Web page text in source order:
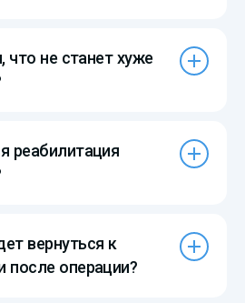
что не станет хуже
реабилитация
вернуться к
после операции?